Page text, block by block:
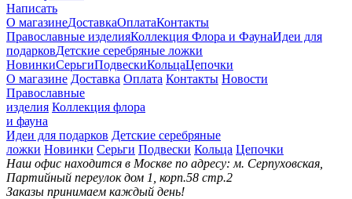
Написать
О магазинеДоставкаОплатаКонтакты
Православные изделияКоллекция Флора и ФаунаИдеи для
подарковДетские серебряные ложки
НовинкиСерьгиПодвескиКольцаЦепочки
О магазине Доставка Оплата Контакты Новости
Православные
изделия Коллекция флора
и фауна
Идеи для подарков Детские серебряные
ложки Новинки Серьги Подвески Кольца Цепочки
Наш офис находится в Москве по адресу: м. Серпуховская,
Партийный переулок дом 1, корп.58 стр.2
Заказы принимаем каждый день!